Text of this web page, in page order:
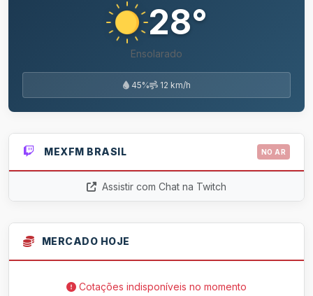
28°
Ensolarado
45% 12 km/h
MEXFM BRASIL NO AR
Assistir com Chat na Twitch
MERCADO HOJE
Cotações indisponíveis no momento